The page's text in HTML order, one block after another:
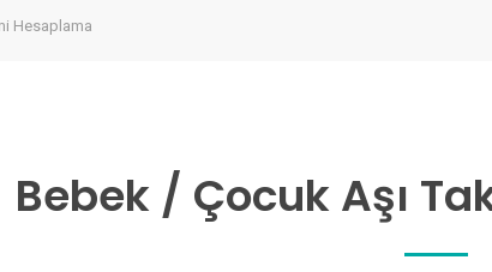
Hesaplama
Bebek / Çocuk Aşı